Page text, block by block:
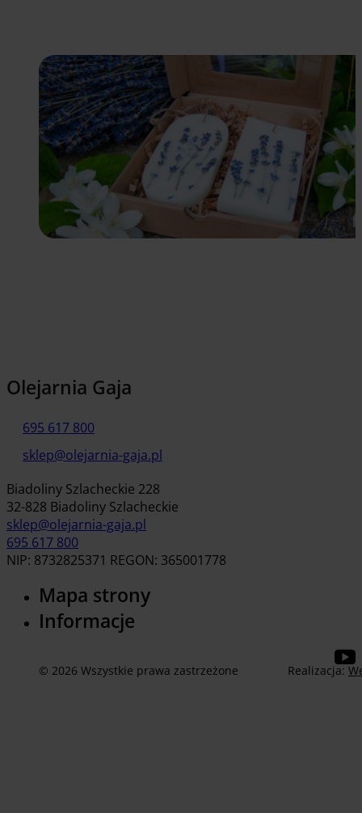
Olejarnia Gaja
695 617 800
sklep@olejarnia-gaja.pl
Biadoliny Szlacheckie 228
32-828 Biadoliny Szlacheckie
sklep@olejarnia-gaja.pl
695 617 800
NIP: 8732825371 REGON: 365001778
Mapa strony
Informacje
© 2026 Wszystkie prawa zastrzeżone Realizacja: